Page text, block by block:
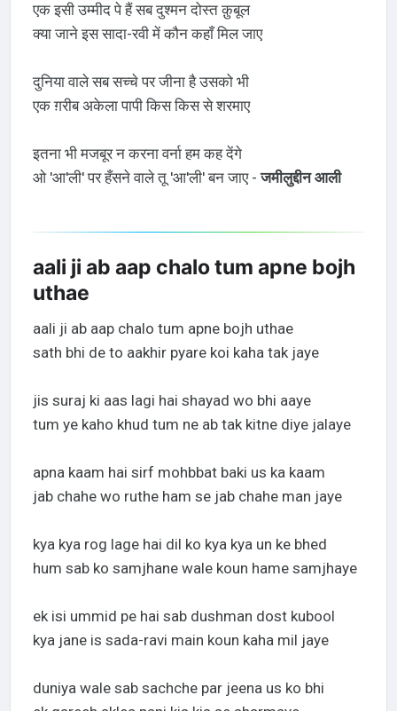
एक इसी उम्मीद पे हैं सब दुश्मन दोस्त क़ुबूल
क्या जाने इस सादा-रवी में कौन कहाँ मिल जाए
दुनिया वाले सब सच्चे पर जीना है उसको भी
एक ग़रीब अकेला पापी किस किस से शरमाए
इतना भी मजबूर न करना वर्ना हम कह देंगे
ओ 'आ'ली' पर हँसने वाले तू 'आ'ली' बन जाए -जमीलुद्दीन आली
aali ji ab aap chalo tum apne bojh
uthae
aali ji ab aap chalo tum apne bojh uthae
sath bhi de to aakhir pyare koi kaha tak jaye
jis suraj ki aas lagi hai shayad wo bhi aaye
tum ye kaho khud tum ne ab tak kitne diye jalaye
apna kaam hai sirf mohbbat baki us ka kaam
jab chahe wo ruthe ham se jab chahe man jaye
kya kya rog lage hai dil ko kya kya un ke bhed
hum sab ko samjhane wale koun hame samjhaye
ek isi ummid pe hai sab dushman dost kubool
kya jane is sada-ravi main koun kaha mil jaye
duniya wale sab sachche par jeena us ko bhi